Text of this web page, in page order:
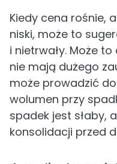
Kiedy cena rośnie,
niski, może to
i nietrwały. Może
nie mają dużego
może prowadzić
wolumen przy
spadek jest słaby,
konsolidacji przed